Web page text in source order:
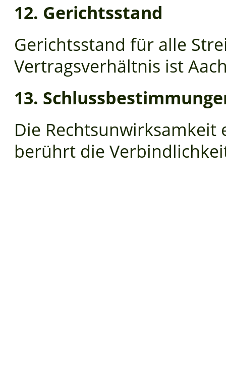
12. Gerichtsstand
Gerichtsstand für alle
Vertragsverhältnis ist
13.
Die
berührt die